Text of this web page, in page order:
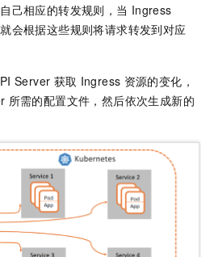
己相应的转发规则，当 Ingress
会根据这些规则将请求转发到对应
Server 获取 Ingress 资源的变化，
所需的配置文件，然后依次生成新的